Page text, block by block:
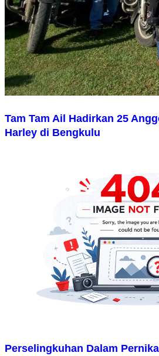
Tam Tam Ail Hadirkan 25
Harley di Bengkulu
Perselingkuhan Dalam